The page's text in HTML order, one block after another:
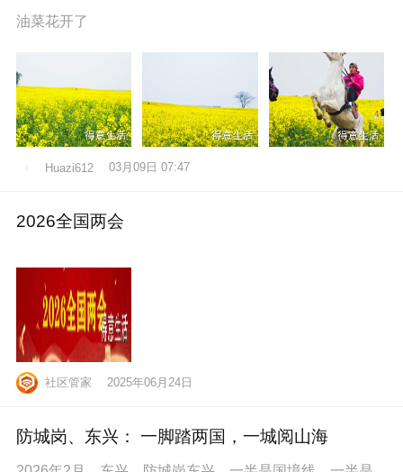
油菜花开了
Huazi612 03月09日 07:47
2026全国两会
社区管家 2025年06月24日
防城岗、东兴： 一脚踏两国，一城阅山海